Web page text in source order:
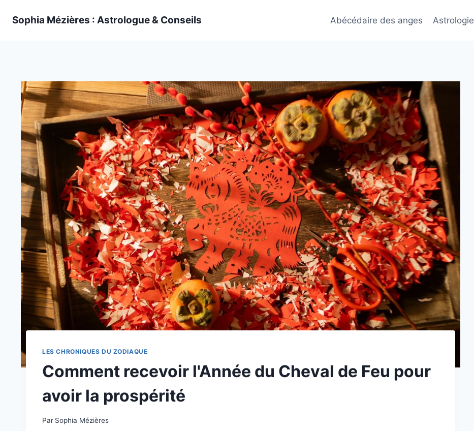
Sophia Mézières : Astrologue & Conseils Abécédaire des anges Astrologie
LES CHRONIQUES DU ZODIAQUE
Comment recevoir l'Année du Cheval de Feu pour
avoir la prospérité
Par Sophia Mézières